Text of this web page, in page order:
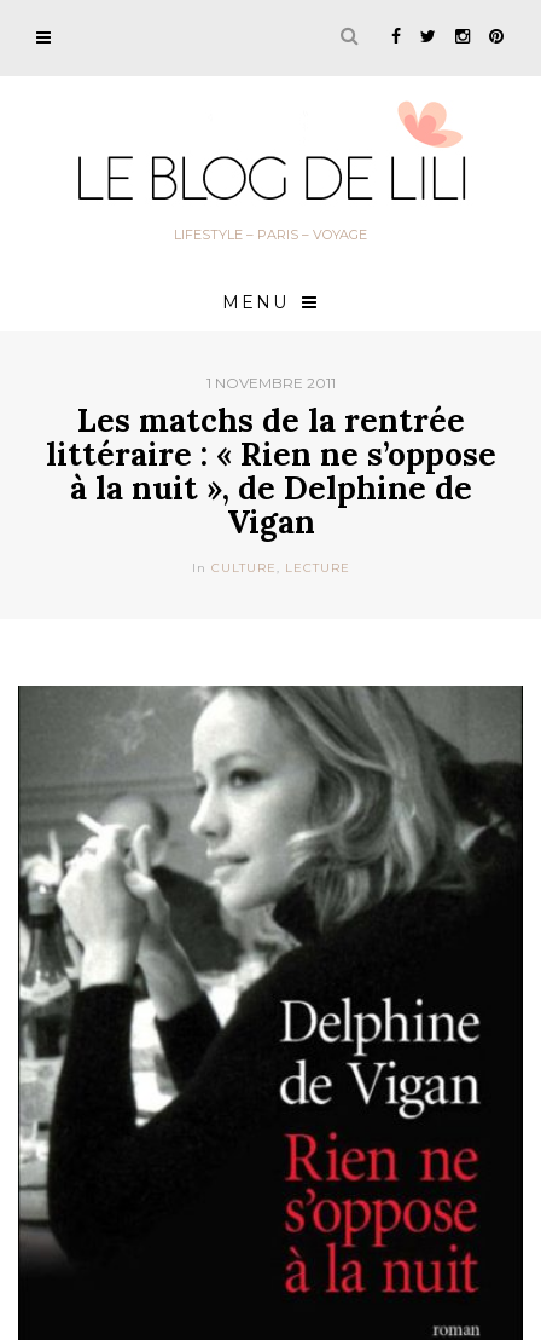
LIFESTYLE – PARIS – VOYAGE
MENU
1 NOVEMBRE 2011
Les matchs de la rentrée
littéraire : « Rien ne s’oppose
à la nuit », de Delphine de
Vigan
In CULTURE, LECTURE